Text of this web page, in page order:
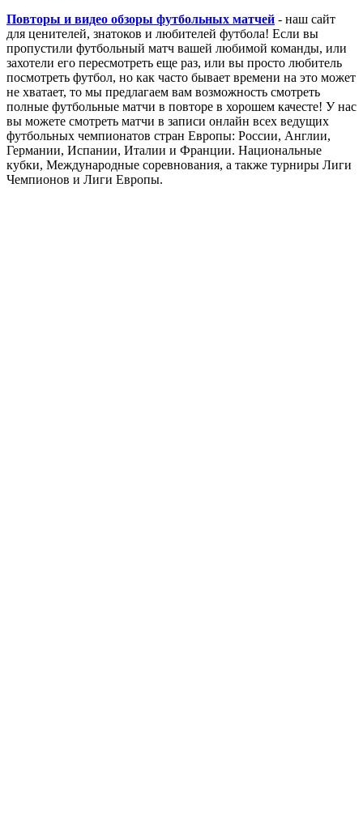
Повторы и видео обзоры футбольных матчей - наш сайт
для ценителей, знатоков и любителей футбола! Если вы
пропустили футбольный матч вашей любимой команды, или
захотели его пересмотреть еще раз, или вы просто любитель
посмотреть футбол, но как часто бывает времени на это может
не хватает, то мы предлагаем вам возможность смотреть
полные футбольные матчи в повторе в хорошем качесте! У нас
вы можете смотреть матчи в записи онлайн всех ведущих
футбольных чемпионатов стран Европы: России, Англии,
Германии, Испании, Италии и Франции. Национальные
кубки, Международные соревнования, а также турниры Лиги
Чемпионов и Лиги Европы.